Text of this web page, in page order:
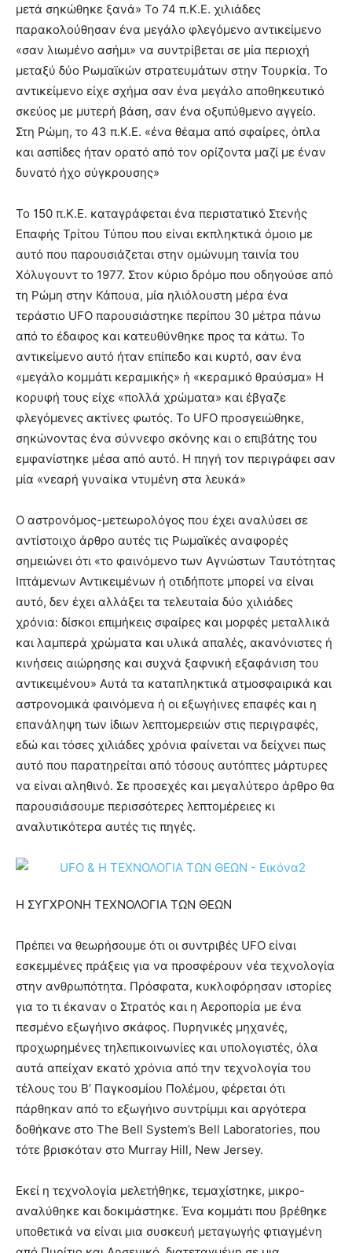
μετά σηκώθηκε ξανά» Το 74 π.Κ.Ε. χιλιάδες
παρακολούθησαν ένα μεγάλο φλεγόμενο αντικείμενο
«σαν λιωμένο ασήμι» να συντρίβεται σε μία περιοχή
μεταξύ δύο Ρωμαϊκών στρατευμάτων στην Τουρκία. Το
αντικείμενο είχε σχήμα σαν ένα μεγάλο αποθηκευτικό
σκεύος με μυτερή βάση, σαν ένα οξυπύθμενο αγγείο.
Στη Ρώμη, το 43 π.Κ.Ε. «ένα θέαμα από σφαίρες, όπλα
και ασπίδες ήταν ορατό από τον ορίζοντα μαζί με έναν
δυνατό ήχο σύγκρουσης»
Το 150 π.Κ.Ε. καταγράφεται ένα περιστατικό Στενής
Επαφής Τρίτου Τύπου που είναι εκπληκτικά όμοιo με
αυτό που παρουσιάζεται στην ομώνυμη ταινία του
Χόλυγουντ το 1977. Στον κύριο δρόμο που οδηγούσε από
τη Ρώμη στην Κάπουα, μία ηλιόλουστη μέρα ένα
τεράστιο UFO παρουσιάστηκε περίπου 30 μέτρα πάνω
από το έδαφος και κατευθύνθηκε προς τα κάτω. Το
αντικείμενο αυτό ήταν επίπεδο και κυρτό, σαν ένα
«μεγάλο κομμάτι κεραμικής» ή «κεραμικό θραύσμα» Η
κορυφή τους είχε «πολλά χρώματα» και έβγαζε
φλεγόμενες ακτίνες φωτός. Το UFO προσγειώθηκε,
σηκώνοντας ένα σύννεφο σκόνης και ο επιβάτης του
εμφανίστηκε μέσα από αυτό. Η πηγή τον περιγράφει σαν
μία «νεαρή γυναίκα ντυμένη στα λευκά»
Ο αστρονόμος-μετεωρολόγος που έχει αναλύσει σε
αντίστοιχο άρθρο αυτές τις Ρωμαϊκές αναφορές
σημειώνει ότι «το φαινόμενο των Αγνώστων Ταυτότητας
Ιπτάμενων Αντικειμένων ή οτιδήποτε μπορεί να είναι
αυτό, δεν έχει αλλάξει τα τελευταία δύο χιλιάδες
χρόνια: δίσκοι επιμήκεις σφαίρες και μορφές μεταλλικά
και λαμπερά χρώματα και υλικά απαλές, ακανόνιστες ή
κινήσεις αιώρησης και συχνά ξαφνική εξαφάνιση του
αντικειμένου» Αυτά τα καταπληκτικά ατμοσφαιρικά και
αστρονομικά φαινόμενα ή οι εξωγήινες επαφές και η
επανάληψη των ίδιων λεπτομερειών στις περιγραφές,
εδώ και τόσες χιλιάδες χρόνια φαίνεται να δείχνει πως
αυτό που παρατηρείται από τόσους αυτόπτες μάρτυρες
να είναι αληθινό. Σε προσεχές και μεγαλύτερο άρθρο θα
παρουσιάσουμε περισσότερες λεπτομέρειες κι
αναλυτικότερα αυτές τις πηγές.
Η ΣΥΓΧΡΟΝΗ ΤΕΧΝΟΛΟΓΙΑ ΤΩΝ ΘΕΩΝ
Πρέπει να θεωρήσουμε ότι οι συντριβές UFO είναι
εσκεμμένες πράξεις για να προσφέρουν νέα τεχνολογία
στην ανθρωπότητα. Πρόσφατα, κυκλοφόρησαν ιστορίες
για το τι έκαναν ο Στρατός και η Αεροπορία με ένα
πεσμένο εξωγήινο σκάφος. Πυρηνικές μηχανές,
προχωρημένες τηλεπικοινωνίες και υπολογιστές, όλα
αυτά απείχαν εκατό χρόνια από την τεχνολογία του
τέλους του Β’ Παγκοσμίου Πολέμου, φέρεται ότι
πάρθηκαν από το εξωγήινο συντρίμμι και αργότερα
δοθήκανε στο The Bell System’s Bell Laboratories, που
τότε βρισκόταν στο Murray Hill, New Jersey.
Εκεί η τεχνολογία μελετήθηκε, τεμαχίστηκε, μικρο-
αναλύθηκε και δοκιμάστηκε. Ένα κομμάτι που βρέθηκε
υποθετικά να είναι μια συσκευή μεταγωγής φτιαγμένη